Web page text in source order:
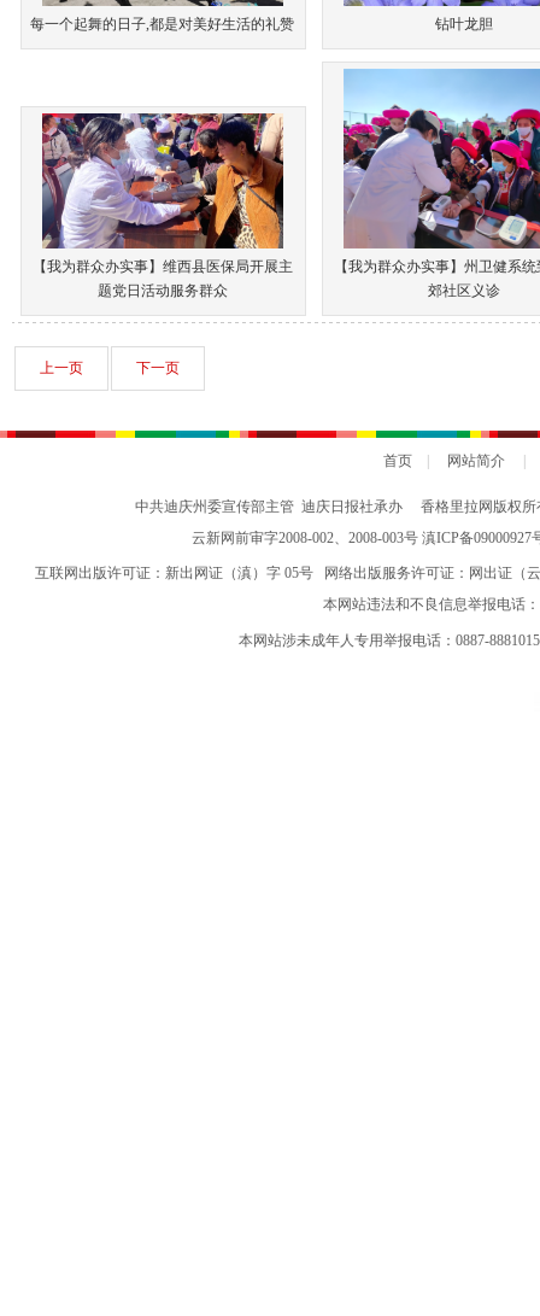
每一个起舞的日子,都是对美好生活的礼赞 钻叶龙胆
【我为群众办实事】维西县医保局开展主
题党日活动服务群众
【我为群众办实事】州卫健系
郊社区义诊
上一页 下一页